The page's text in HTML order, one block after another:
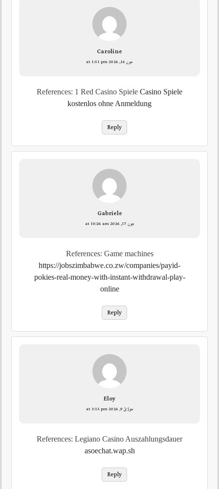
Caroline
جون 16, 2026 at 1:51 pm
References: 1 Red Casino Spiele Casino Spiele
kostenlos ohne Anmeldung
Reply
Gabriele
جون 17, 2026 at 10:26 am
References: Game machines
https://jobszimbabwe.co.zw/companies/payid-
pokies-real-money-with-instant-withdrawal-play-
online
Reply
Eloy
جولائ 9, 2026 at 3:15 pm
References: Legiano Casino Auszahlungsdauer
asoechat.wap.sh
Reply